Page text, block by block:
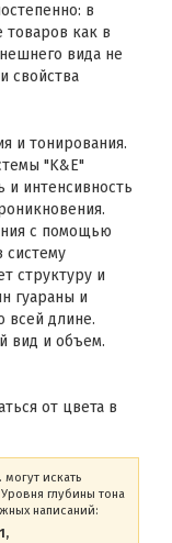
в
как в
вида не
свойства
и тонирования.
"K&E"
и интенсивность
с помощью
систему
структуру и
гуараны и
всей длине.
вид и объем.
от цвета в
искать
глубины тона
написаний: